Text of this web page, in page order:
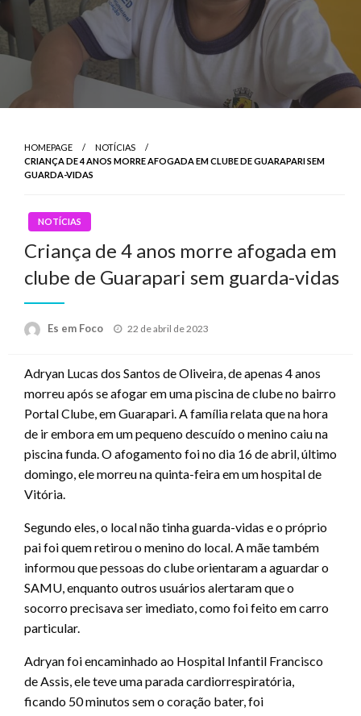
HOMEPAGE
NOTÍCIAS
CRIANÇA DE 4 ANOS MORRE AFOGADA EM CLUBE DE GUARAPARI SEM
GUARDA-VIDAS
NOTÍCIAS
Criança de 4 anos morre afogada em
clube de Guarapari sem guarda-vidas
Es em Foco
Posted
22 de abril de 2023
Adryan Lucas dos Santos de Oliveira, de apenas 4 anos
morreu após se afogar em uma piscina de clube no bairro
Portal Clube, em Guarapari. A família relata que na hora
de ir embora em um pequeno descuído o menino caiu na
piscina funda. O afogamento foi no dia 16 de abril, último
domingo, ele morreu na quinta-feira em um hospital de
Vitória.
Segundo eles, o local não tinha guarda-vidas e o próprio
pai foi quem retirou o menino do local. A mãe também
informou que pessoas do clube orientaram a aguardar o
SAMU, enquanto outros usuários alertaram que o
socorro precisava ser imediato, como foi feito em carro
particular.
Adryan foi encaminhado ao Hospital Infantil Francisco
de Assis, ele teve uma parada cardiorrespiratória,
ficando 50 minutos sem o coração bater, foi